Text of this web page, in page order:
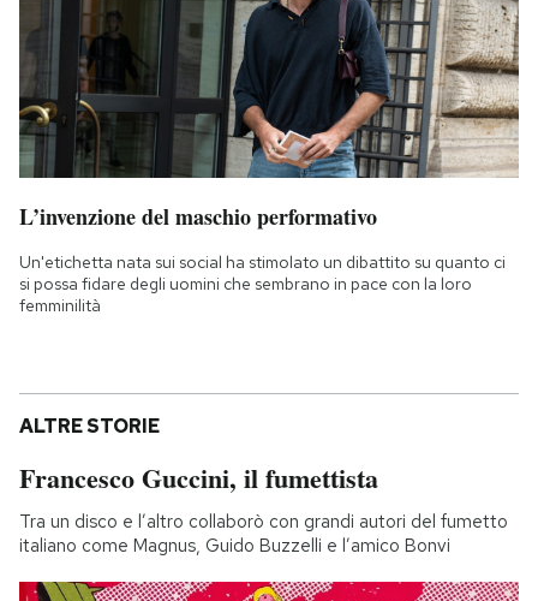
L’invenzione del maschio performativo
Un'etichetta nata sui social ha stimolato un dibattito su quanto ci
si possa fidare degli uomini che sembrano in pace con la loro
femminilità
ALTRE STORIE
Francesco Guccini, il fumettista
Tra un disco e l’altro collaborò con grandi autori del fumetto
italiano come Magnus, Guido Buzzelli e l’amico Bonvi